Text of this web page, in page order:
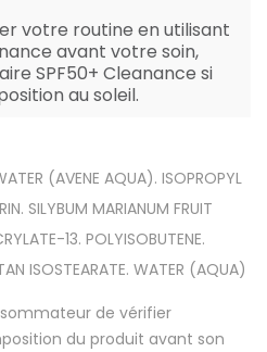
votre routine en utilisant
avant votre soin,
SPF50+ Cleanance si
au soleil.
(AVENE AQUA). ISOPROPYL
SILYBUM MARIANUM FRUIT
13. POLYISOBUTENE.
ISOSTEARATE. WATER (AQUA)
de vérifier
du produit avant son